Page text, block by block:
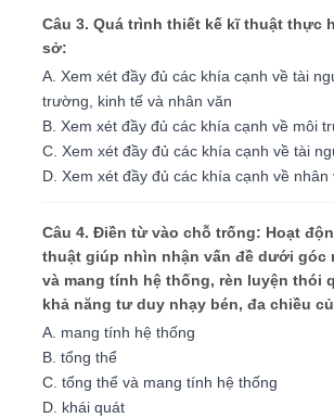
Câu 3. Quá trình thiết kế kĩ thuật thực
sở:
A. Xem xét đầy đủ các khía cạnh về tài
trường, kinh tế và nhân văn
B. Xem xét đầy đủ các khía cạnh về môi
C. Xem xét đầy đủ các khía cạnh về tài
D. Xem xét đầy đủ các khía cạnh về nhân
Câu 4. Điền từ vào chỗ trống: Hoạt
thuật giúp nhìn nhận vấn đề dưới góc
và mang tính hệ thống, rèn luyện thói
khả năng tư duy nhạy bén, đa chiều
A. mang tính hệ thống
B. tổng thể
C. tổng thể và mang tính hệ thống
D. khái quát